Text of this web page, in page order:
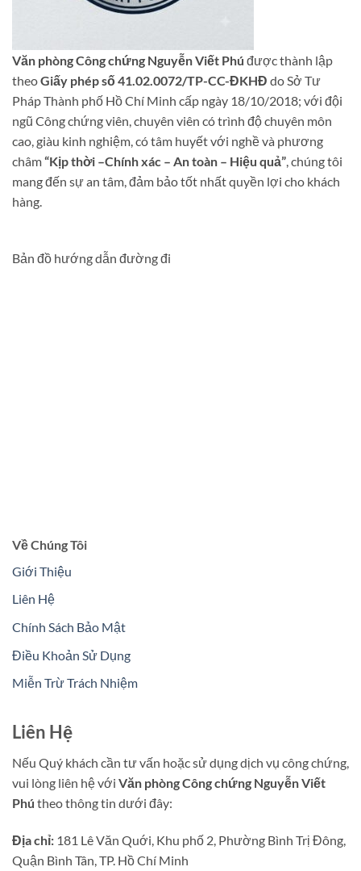
Văn phòng Công chứng Nguyễn Viết Phú được thành lập
theoGiấy phép số 41.02.0072/TP-CC-ĐKHĐ do Sở Tư
Pháp Thành phố Hồ Chí Minh cấp ngày 18/10/2018; với đội
ngũ Công chứng viên, chuyên viên có trình độ chuyên môn
cao, giàu kinh nghiệm, có tâm huyết với nghề và phương
châm“Kịp thời –Chính xác – An toàn – Hiệu quả”, chúng tôi
mang đến sự an tâm, đảm bảo tốt nhất quyền lợi cho khách
hàng.
Bản đồ hướng dẫn đường đi
Về Chúng Tôi
Giới Thiệu
Liên Hệ
Chính Sách Bảo Mật
Điều Khoản Sử Dụng
Miễn Trừ Trách Nhiệm
Liên Hệ
Nếu Quý khách cần tư vấn hoặc sử dụng dịch vụ công chứng,
vui lòng liên hệ với Văn phòng Công chứng Nguyễn Viết
Phú theo thông tin dưới đây:
Địa chỉ: 181 Lê Văn Quới, Khu phố 2, Phường Bình Trị Đông,
Quận Bình Tân, TP. Hồ Chí Minh